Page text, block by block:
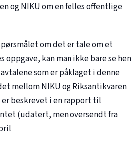
og NIKU om en felles offentlige
om det er tale om et
oppgave, kan man ikke bare se hen
som er påklaget i denne
mellom NIKU og Riksantikvaren
beskrevet i en rapport til
(udatert, men oversendt fra